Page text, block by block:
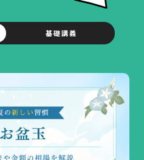
基礎講義